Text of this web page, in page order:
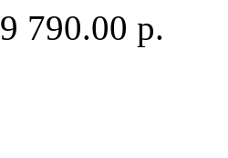
9 790.00 р.